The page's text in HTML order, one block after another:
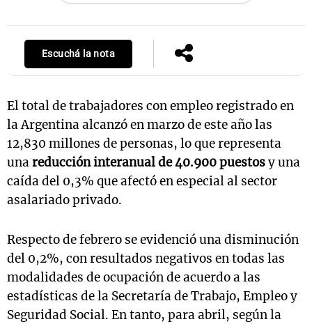
Escuchá la nota
El total de trabajadores con empleo registrado en
la Argentina alcanzó en marzo de este año las
12,830 millones de personas, lo que representa
unareducción interanual de 40.900 puestosy una
caída del 0,3% que afectó en especial al sector
asalariado privado.
Respecto de febrero se evidenció una disminución
del 0,2%, con resultados negativos en todas las
modalidades de ocupación de acuerdo a las
estadísticas de la Secretaría de Trabajo, Empleo y
Seguridad Social. En tanto, para abril, según la